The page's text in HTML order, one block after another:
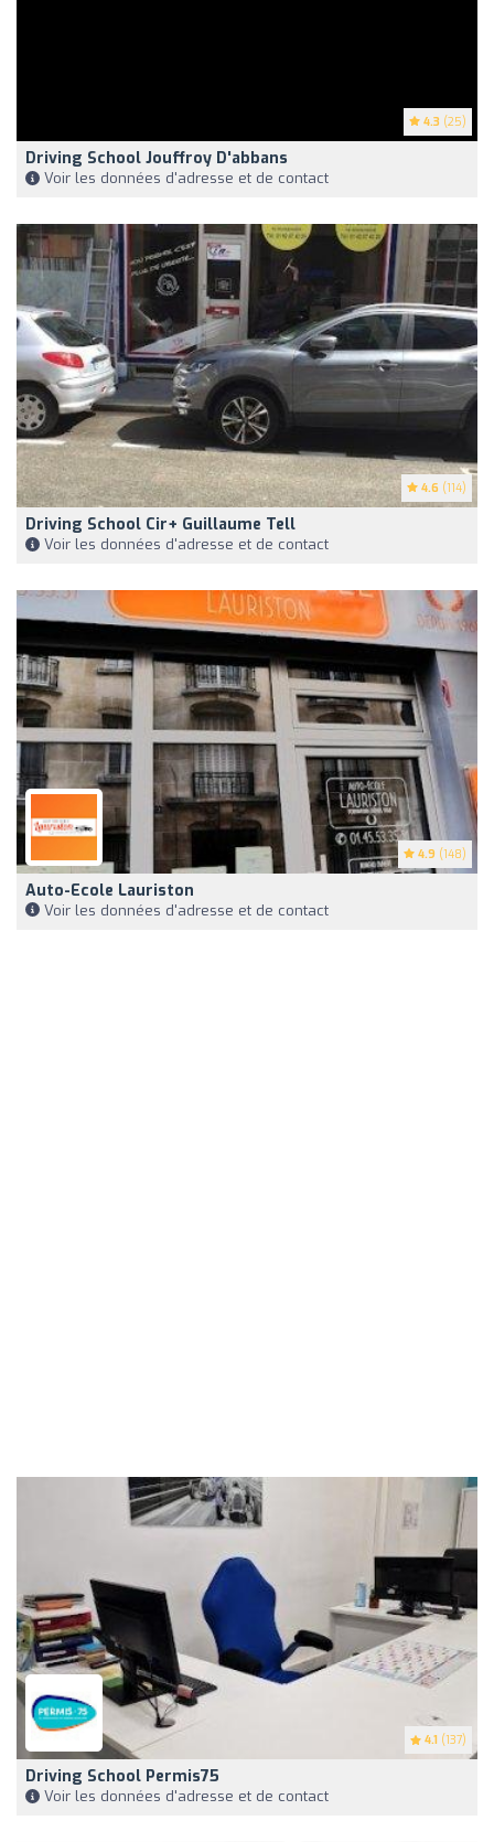
4.3 (25)
Driving School Jouffroy D'abbans
Voir les données d'adresse et de contact
4.6 (114)
Driving School Cir+ Guillaume Tell
Voir les données d'adresse et de contact
4.9 (148)
Auto-Ecole Lauriston
Voir les données d'adresse et de contact
4.1 (137)
Driving School Permis75
Voir les données d'adresse et de contact